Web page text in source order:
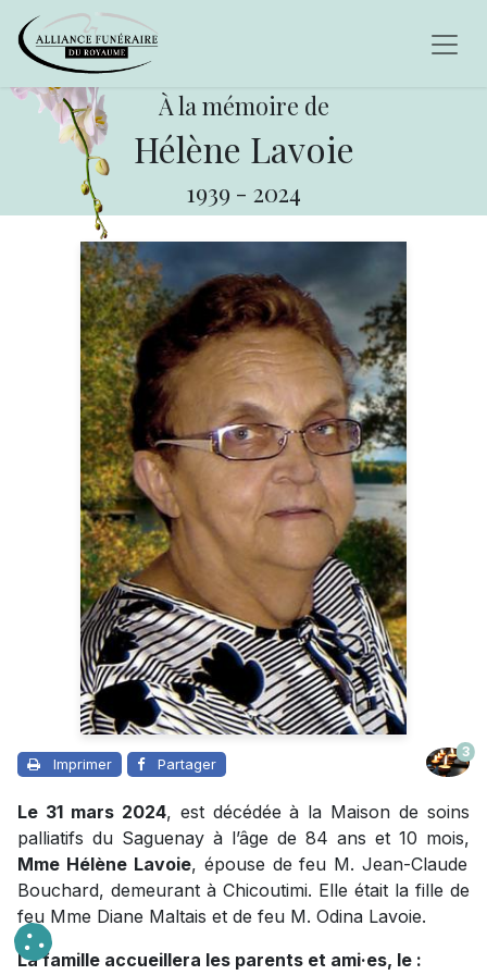
À la mémoire de
Hélène Lavoie
1939 - 2024
Imprimer Partager
3
Le 31 mars 2024, est décédée à la Maison de soins
palliatifs du Saguenay à l’âge de 84 ans et 10 mois,
Mme Hélène Lavoie, épouse de feu M. Jean-Claude
Bouchard, demeurant à Chicoutimi. Elle était la fille de
feu Mme Diane Maltais et de feu M. Odina Lavoie.
La famille accueillera les parents et ami·es, le :